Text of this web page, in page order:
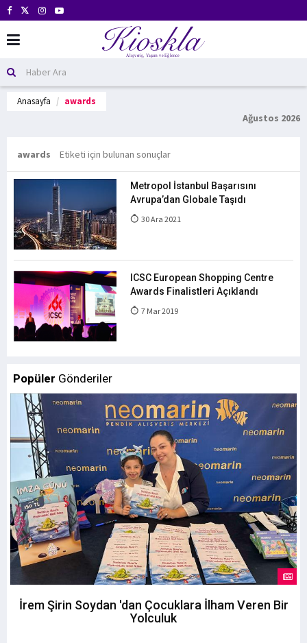
Anasayfa awards
Ağustos 2026
awards Etiketi için bulunan sonuçlar
Metropol İstanbul Başarısını
Avrupa’dan Globale Taşıdı
30 Ara 2021
ICSC European Shopping Centre
Awards Finalistleri Açıklandı
7 Mar 2019
Popüler Gönderiler
İrem Şirin Soydan 'dan Çocuklara İlham Veren Bir
Yolculuk